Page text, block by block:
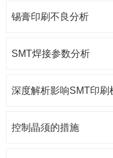
锡膏印刷不良分析
SMT焊接参数分析
深度解析影响SMT印
控制晶须的措施